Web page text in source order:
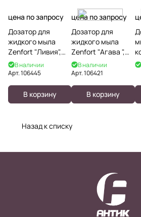
цена по запросу
Дозатор для
жидкого мыла
Zenfort "Ливия",
керамика
В наличии
Арт.106445
В корзину
цена по запросу
Дозатор для
жидкого мыла
Zenfort "Агава ",
керамика
В наличии
Арт.106421
В корзину
Назад к списку